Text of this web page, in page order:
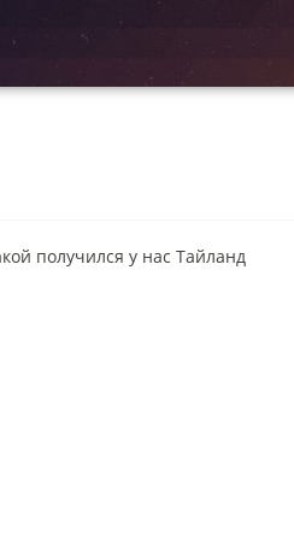
получился у нас Тайланд